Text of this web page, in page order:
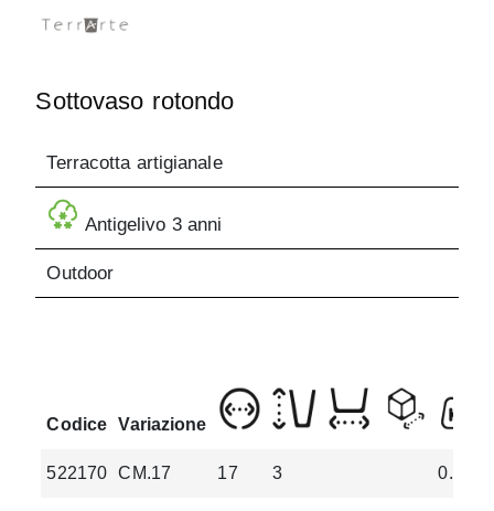
Sottovaso rotondo
Terracotta artigianale
Antigelivo 3 anni
Outdoor
Codice Variazione
522170 CM.17 17 3 0.63